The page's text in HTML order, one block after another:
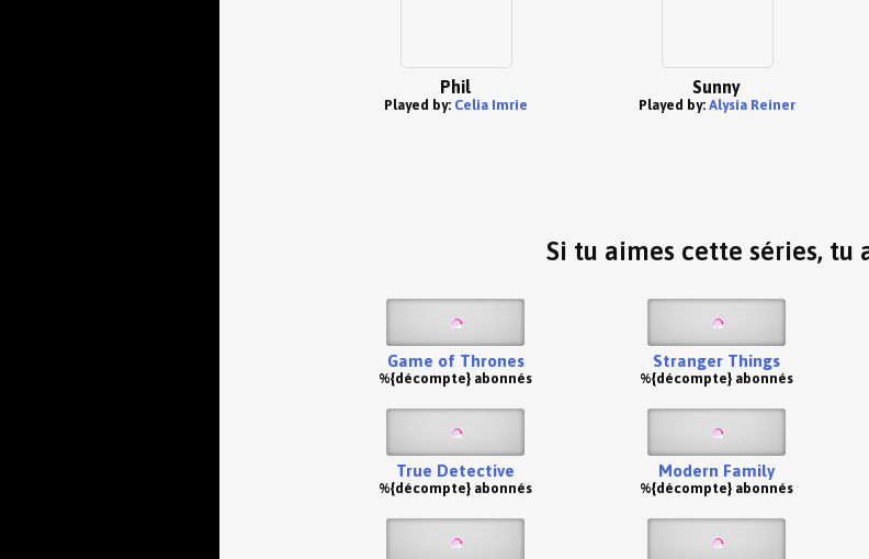
Phil
Played by: Celia Imrie
Sunny
Played by: Alysia Reiner
Si tu aimes cette séries, tu
Game of Thrones
%{décompte} abonnés
Stranger Things
%{décompte} abonnés
True Detective
%{décompte} abonnés
Modern Family
%{décompte} abonnés